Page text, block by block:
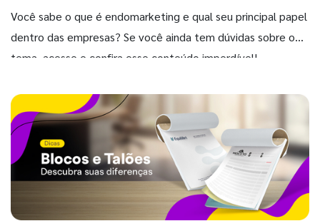
Você sabe o que é endomarketing e qual seu principal papel
dentro das empresas? Se você ainda tem dúvidas sobre o
tema, acesse e confira esse conteúdo imperdível!